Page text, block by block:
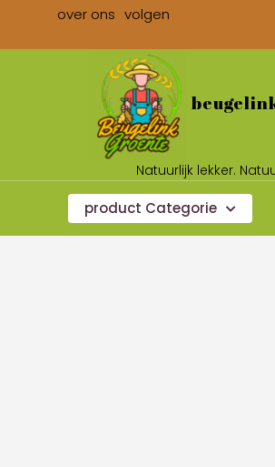
over ons volgen
Natuurlijk lekker.
product Categorie